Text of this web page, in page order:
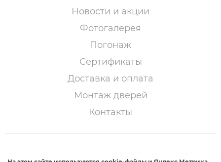
Новости и акции
Фотогалерея
Погонаж
Сертификаты
Доставка и оплата
Монтаж дверей
Контакты